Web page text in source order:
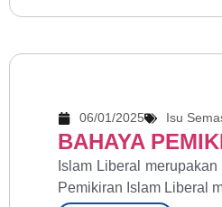
06/01/2025 Isu
BAHAYA
Islam Liberal
Pemikiran Islam Liberal